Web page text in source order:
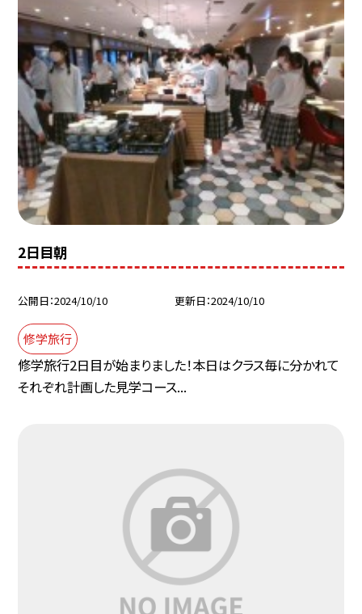
2日目朝
公開日 2024/10/10 更新日 2024/10/10
修学旅行
修学旅行2日目が始まりました！本日はクラス毎に分かれて
それぞれ計画した見学コース...